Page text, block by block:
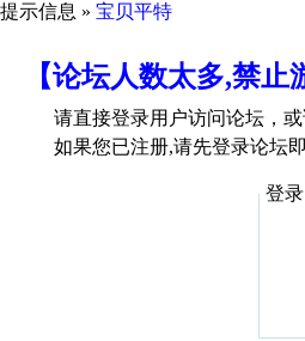
提示信息 » 宝贝平特
【论坛人数太多,禁
请直接登录用户访问论坛，
如果您已注册,请先登录论坛
登录